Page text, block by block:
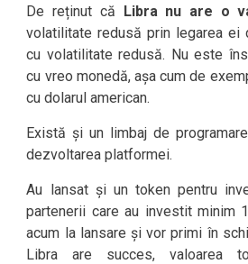
De reținut că Libra nu are o
volatilitate redusă prin legarea
cu volatilitate redusă. Nu este
cu vreo monedă, așa cum de
cu dolarul american.
Există și un limbaj de
dezvoltarea platformei.
Au lansat și un token pentru
partenerii care au investit minim
acum la lansare și vor primi în
Libra are succes, valoarea